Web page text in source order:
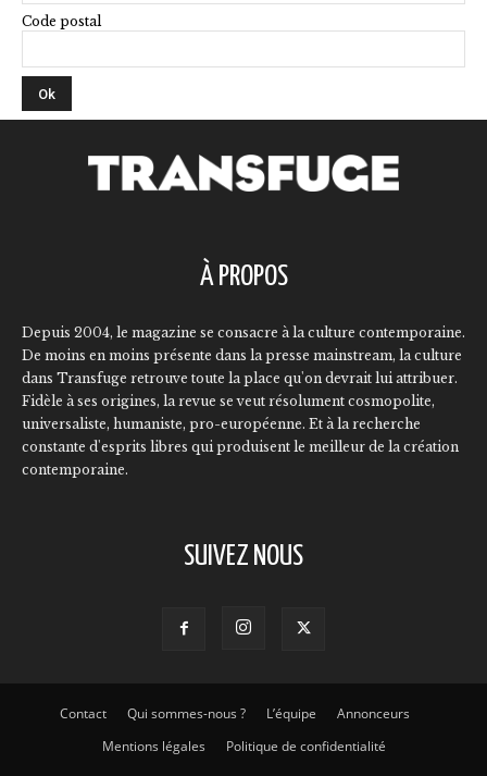
Code postal
À PROPOS
Depuis 2004, le magazine se consacre à la culture contemporaine.
De moins en moins présente dans la presse mainstream, la culture
dans Transfuge retrouve toute la place qu'on devrait lui attribuer.
Fidèle à ses origines, la revue se veut résolument cosmopolite,
universaliste, humaniste, pro-européenne. Et à la recherche
constante d'esprits libres qui produisent le meilleur de la création
contemporaine.
SUIVEZ NOUS
Contact Qui sommes-nous ? L’équipe
Annonceurs
Mentions légales
Politique de confidentialité